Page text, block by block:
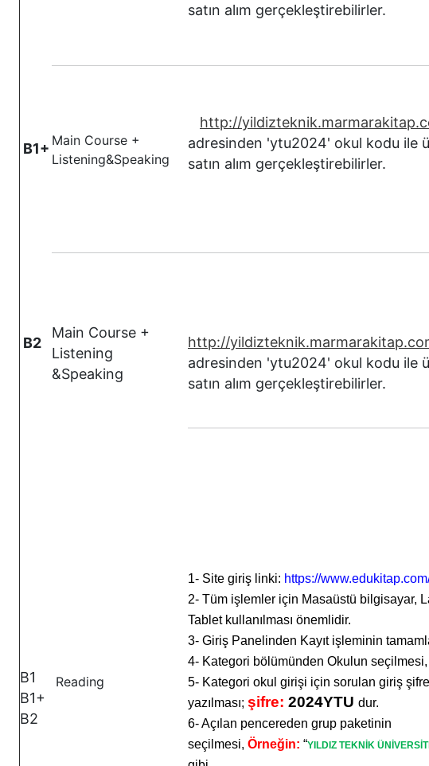
satın alım gerçekleştirebilirler.
B1+ Main Course +
Listening&Speaking
http://
adresinden 'ytu2024' okul kodu ile
satın alım gerçekleştirebilirler.
B2
B1
B1+
B2
Main Course +
Listening
&Speaking
http://
adresinden 'ytu2024' okul kodu ile
satın alım gerçekleştirebilirler.
Reading
1- Site giriş linki: https://
2- Tüm işlemler için Masaüstü bilgisayar,
Tablet kullanılması önemlidir.
3- Giriş Panelinden Kayıt işleminin
4- Kategori bölümünden Okulun seçilmesi,
5- Kategori okul girişi için sorulan giriş
yazılması; şifre: 2024YTU dur.
6- Açılan pencereden grup paketinin
seçilmesi, Örneğin: “YILDIZ TEKNİK